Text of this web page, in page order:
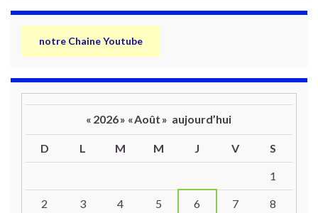
notre Chaine Youtube
« 2026» «Août » aujourd’hui
D L M M J V S
1
2 3 4 5 6 7 8